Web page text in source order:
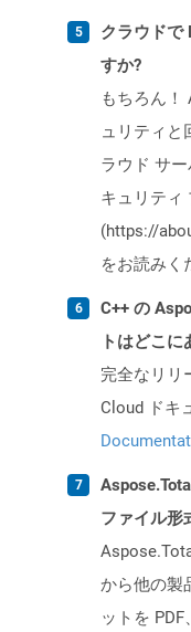
クラウドで
すか?
もちろん！
ュリティと
ラウド サ
キュリティ
(https://
をお読みく
C++ の
トはどこに
完全なリリ
Cloud ドキ
ファイル形
から他の製
ットを PDF